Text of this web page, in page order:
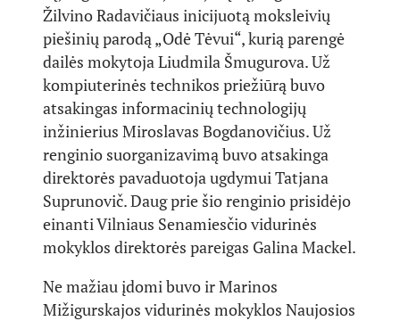
Žilvino Radavičiaus inicijuotą moksleivių
piešinių parodą „Odė Tėvui“, kurią parengė
dailės mokytoja Liudmila Šmugurova. Už
kompiuterinės technikos priežiūrą buvo
atsakingas informacinių technologijų
inžinierius Miroslavas Bogdanovičius. Už
renginio suorganizavimą buvo atsakinga
direktorės pavaduotoja ugdymui Tatjana
Suprunovič. Daug prie šio renginio prisidėjo
einanti Vilniaus Senamiesčio vidurinės
mokyklos direktorės pareigas Galina Mackel.
Ne mažiau įdomi buvo ir Marinos
Mižigurskajos vidurinės mokyklos Naujosios